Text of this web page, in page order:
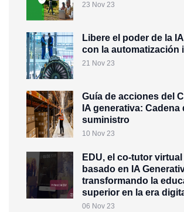
23 Nov 23
Libere el poder de la
con la automatización
21 Nov 23
Guía de acciones del
IA generativa: Cadena
suministro
10 Nov 23
EDU, el co-tutor
basado en IA
transformando la
superior en la era
06 Nov 23